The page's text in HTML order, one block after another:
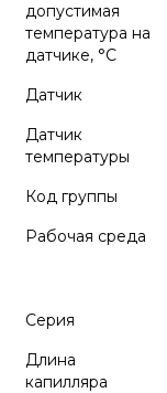
допустимая
температура на
датчике, °C
Датчик
Датчик
температуры
Код группы
Рабочая среда
Серия
Длина
капилляра